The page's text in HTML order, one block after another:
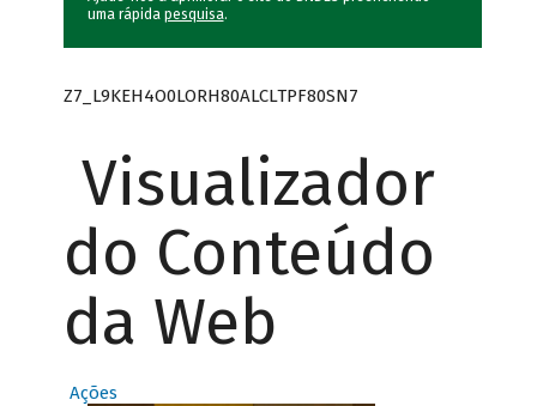
uma rápida pesquisa.
Z7_L9KEH4O0LORH80ALCLTPF80SN7
Visualizador
do Conteúdo
da Web
Ações